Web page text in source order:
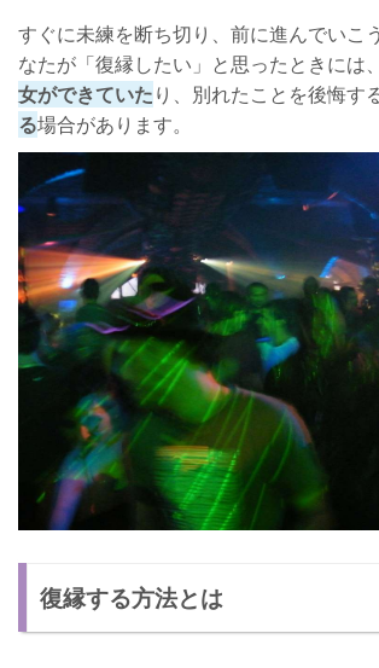
すぐに未練を断ち切り、前に進んでいこ
なたが「復縁したい」と思ったときには、
女ができていたり、別れたことを後悔す
る場合があります。
復縁する方法とは